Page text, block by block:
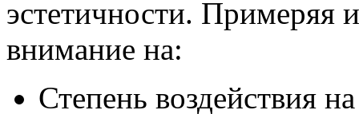
эстетичности. Примеряя
внимание на:
Степень воздействия